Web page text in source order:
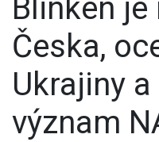
Blinken je
Česka,
Ukrajiny a
význam